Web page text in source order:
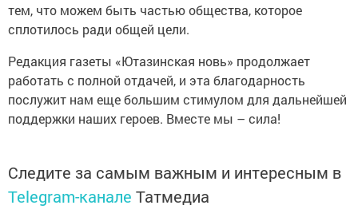
тем, что можем быть частью общества, которое
сплотилось ради общей цели.
Редакция газеты «Ютазинская новь» продолжает
работать с полной отдачей, и эта благодарность
послужит нам еще большим стимулом для дальнейшей
поддержки наших героев. Вместе мы – сила!
Следите за самым важным и интересным в
Telegram-канале Татмедиа